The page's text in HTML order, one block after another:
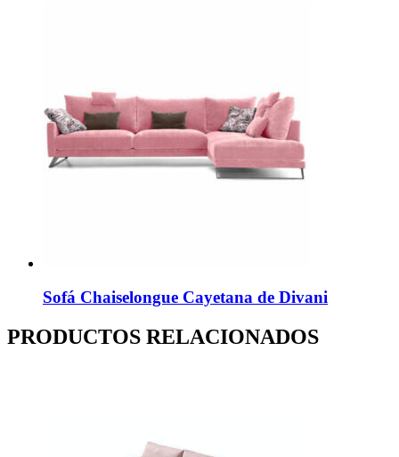
Sofá Chaiselongue Cayetana de Divani
PRODUCTOS RELACIONADOS